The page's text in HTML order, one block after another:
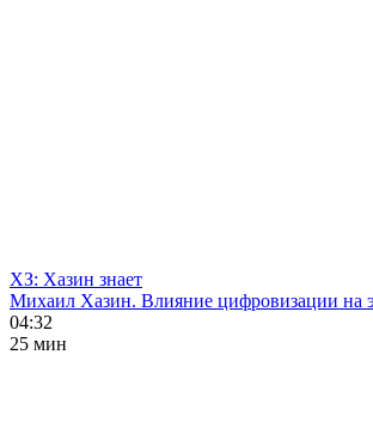
ХЗ: Хазин знает
Михаил Хазин. Влияние цифровизации на
04:32
25 мин